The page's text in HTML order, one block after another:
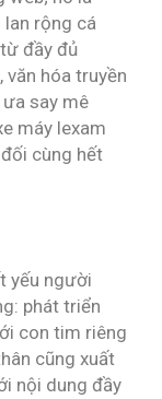
rộng cá
đầy đủ
hóa truyền
say mê
máy lexam
cùng hết
yếu người
phát triển
con tim riêng
cũng xuất
nội dung đầy